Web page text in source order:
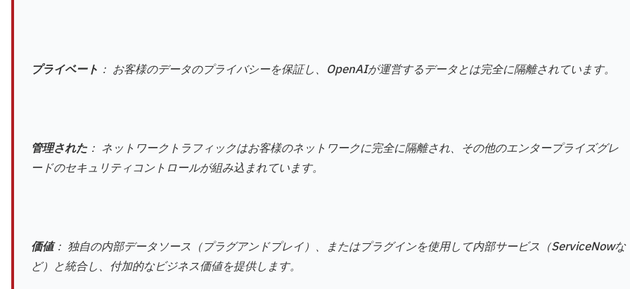
プライベート ： お客様のデータのプライバシーを保証し、OpenAIが運営するデータとは完全に隔離されています。
管理された ： ネットワークトラフィックはお客様のネットワークに完全に隔離され、その他のエンタープライズグレ
ードのセキュリティコントロールが組み込まれています。
価値： 独自の内部データソース（プラグアンドプレイ）、またはプラグインを使用して内部サービス（ServiceNowな
ど）と統合し、付加的なビジネス価値を提供します。